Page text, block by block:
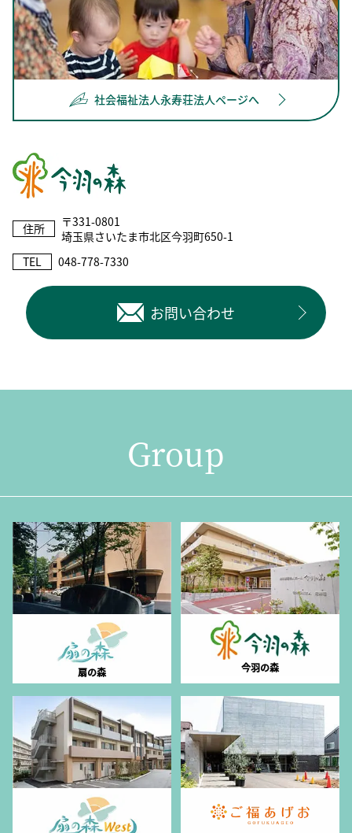
社会福祉法人永寿荘法人ページへ
住所
〒331-0801
埼玉県さいたま市北区今羽町650-1
TEL
048-778-7330
お問い合わせ
Group
扇の森 今羽の森